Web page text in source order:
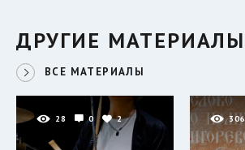
ДРУГИЕ МАТЕРИАЛЫ
ВСЕ МАТЕРИАЛЫ
28 0 2 306